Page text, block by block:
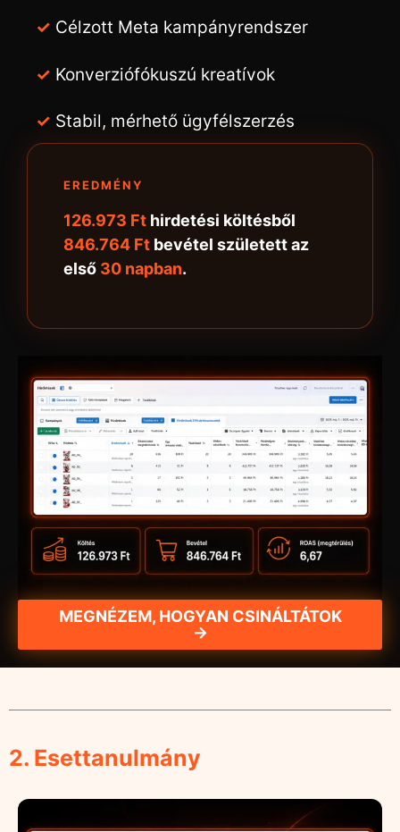
✓ Célzott Meta kampányrendszer
✓ Konverziófókuszú kreatívok
✓ Stabil, mérhető ügyfélszerzés
EREDMÉNY
126.973 Ft hirdetési költésből
846.764 Ft bevétel született az
első 30 napban.
MEGNÉZEM, HOGYAN CSINÁLTÁTOK
→
2. Esettanulmány